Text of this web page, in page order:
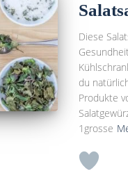
Diese
du
Produkte
1grosse